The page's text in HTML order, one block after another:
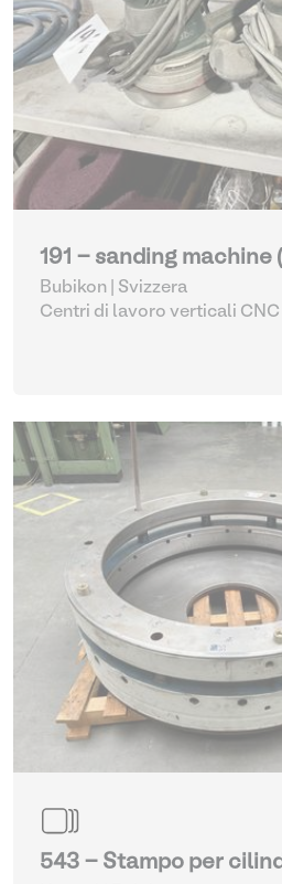
191 - sanding machine
Bubikon | Svizzera
Centri di lavoro verticali CNC
543 - Stampo per